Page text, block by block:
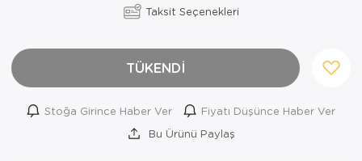
Taksit Seçenekleri
TÜKENDİ
Stoğa Girince Haber Ver
Fiyatı Düşünce Haber Ver
Bu Ürünü Paylaş